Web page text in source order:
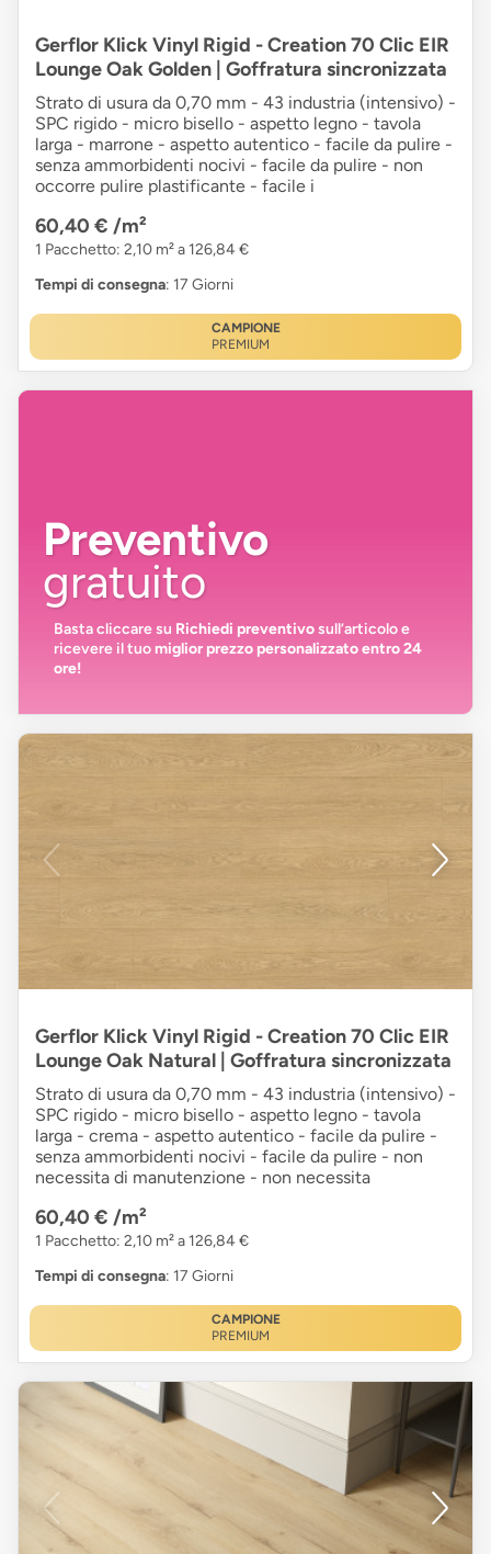
Gerflor Klick Vinyl Rigid - Creation 70 Clic EIR
Lounge Oak Golden | Goffratura sincronizzata
Strato di usura da 0,70 mm - 43 industria (intensivo) -
SPC rigido - micro bisello - aspetto legno - tavola
larga - marrone - aspetto autentico - facile da pulire -
senza ammorbidenti nocivi - facile da pulire - non
occorre pulire plastificante - facile i
60,40 € /m²
1 Pacchetto: 2,10 m² a 126,84 €
Tempi di consegna: 17 Giorni
CAMPIONE
PREMIUM
Preventivo
gratuito
Basta cliccare su Richiedi preventivosull’articolo e
ricevere il tuomiglior prezzo personalizzato entro 24
ore!
Gerflor Klick Vinyl Rigid - Creation 70 Clic EIR
Lounge Oak Natural | Goffratura sincronizzata
Strato di usura da 0,70 mm - 43 industria (intensivo) -
SPC rigido - micro bisello - aspetto legno - tavola
larga - crema - aspetto autentico - facile da pulire -
senza ammorbidenti nocivi - facile da pulire - non
necessita di manutenzione - non necessita
60,40 € /m²
1 Pacchetto: 2,10 m² a 126,84 €
Tempi di consegna: 17 Giorni
CAMPIONE
PREMIUM